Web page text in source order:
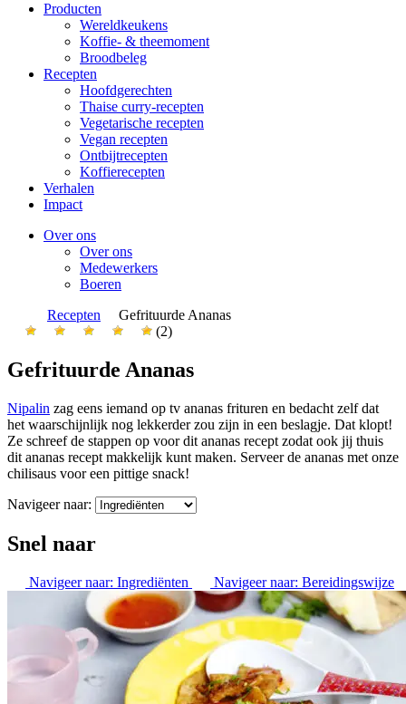
Producten
Wereldkeukens
Koffie- & theemoment
Broodbeleg
Recepten
Hoofdgerechten
Thaise curry-recepten
Vegetarische recepten
Vegan recepten
Ontbijtrecepten
Koffierecepten
Verhalen
Impact
Over ons
Over ons
Medewerkers
Boeren
Recepten
Gefrituurde Ananas
(2)
Gefrituurde Ananas
Nipalin zag eens iemand op tv ananas frituren en bedacht zelf dat
het waarschijnlijk nog lekkerder zou zijn in een beslagje. Dat klopt!
Ze schreef de stappen op voor dit ananas recept zodat ook jij thuis
dit ananas recept makkelijk kunt maken. Serveer de ananas met onze
chilisaus voor een pittige snack!
Navigeer naar:
Snel naar
Navigeer naar: Ingrediënten Navigeer naar: Bereidingswijze